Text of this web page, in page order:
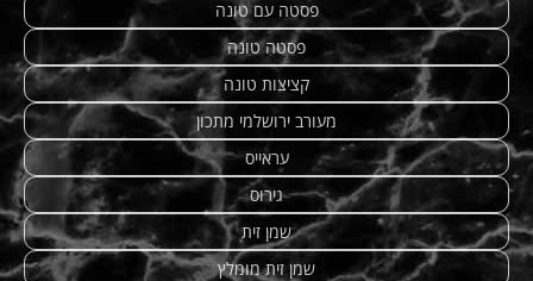
פסטה עם טונה
פסטה טונה
קציצות טונה
מעורב ירושלמי מתכון
עראייס
גירוס
שמן זית
שמן זית מומלץ